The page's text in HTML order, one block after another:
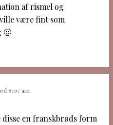
af rismel og
være fint som
🙂
8:07 am
disse en franskbrøds form